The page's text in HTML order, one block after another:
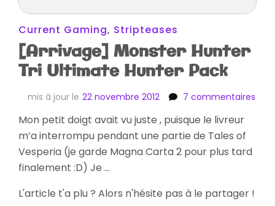
Current Gaming, Stripteases
[Arrivage] Monster Hunter
Tri Ultimate Hunter Pack
mis à jour le 22 novembre 2012 7 commentaires
Mon petit doigt avait vu juste , puisque le livreur
m’a interrompu pendant une partie de Tales of
Vesperia (je garde Magna Carta 2 pour plus tard
finalement :D) Je …
L'article t'a plu ? Alors n'hésite pas à le partager !